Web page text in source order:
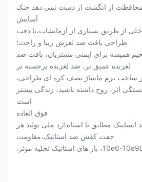
محافظت از انگشت از دست نمی دهد خنک
آسایش
از طریق بسیاری از آزمایشات،با دقت
طراحی بافت ضد لغزش زیبا و راحت؛
همیشه برای ایمنی مشتریان، بافت ضد
لغزنده عمیق تر، ضد لغزنده برجسته تر
ساخت نرم ماساژ نصف کره ای طراحی،
اثر، روح داشته باشید، زندگی بیشتر
است
فوق العاده
مطابق با استاندارد ملی تولید هر
جفت کفش ضد استاتیک،مقاومت